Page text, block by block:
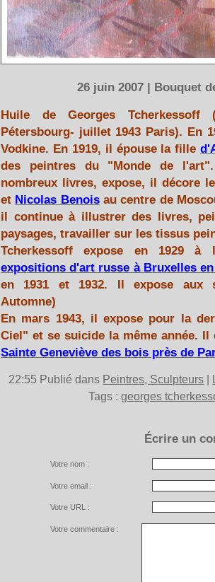
26 juin 2007 | Bouquet
Huile de Georges Tcherkessoff
Pétersbourg- juillet 1943 Paris). En
Vodkine. En 1919, il épouse la fille
des peintres du "Monde de
nombreux livres, expose, il décore
et Nicolas Benois au centre de
il continue à illustrer des livres,
paysages, travailler sur les tissus
Tcherkessoff expose en 1929 à
expositions d'art russe à Bruxelles en
en 1931 et 1932. Il expose aux
Automne)
En mars 1943, il expose pour la
Ciel" et se suicide la même année. Il
Sainte Geneviève des bois près de
22:55 Publié dans Peintres, Sculpteurs
Tags : georges
Écrire un
Votre nom :
Votre email :
Votre URL :
Votre commentaire :